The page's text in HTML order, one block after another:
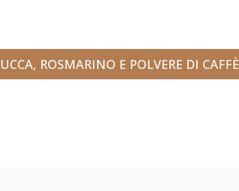
ROSMARINO E POLVERE DI CAFFÈ